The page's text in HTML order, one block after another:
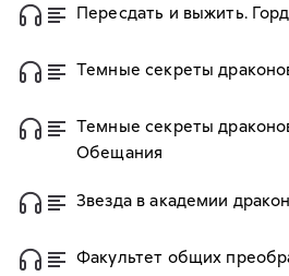
Пересдать и выжить.
Темные секреты
Темные секреты
Обещания
Звезда в академии
Факультет общих